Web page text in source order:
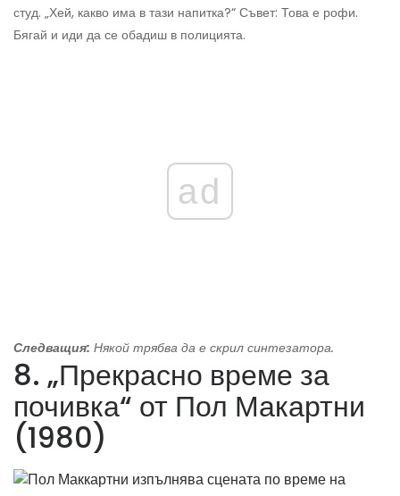
студ. „Хей, какво има в тази напитка?“ Съвет: Това е рофи.
Бягай и иди да се обадиш в полицията.
ad
Следващия: Някой трябва да е скрил синтезатора.
8. „Прекрасно време за
почивка“ от Пол Макартни
(1980)